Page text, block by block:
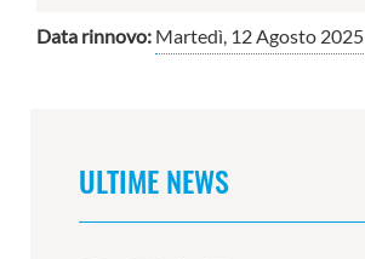
Data rinnovo: Martedì, 12 Agosto 2025
ULTIME NEWS